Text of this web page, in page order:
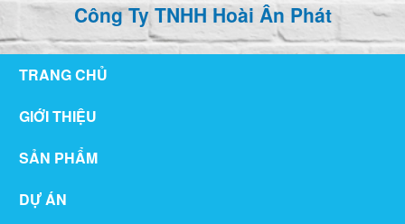
Công Ty TNHH Hoài Ân Phát
TRANG CHỦ
GIỚI THIỆU
SẢN PHẨM
DỰ ÁN